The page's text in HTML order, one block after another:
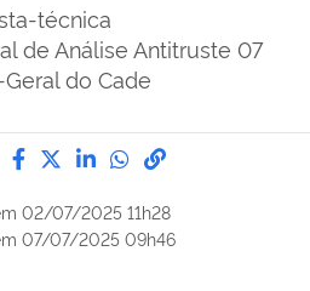
técnica
de Análise Antitruste 07
do Cade
Compartilhe por Facebook
Compartilhe por Twitter
Compartilhe por
Compartilhe
link para
02/07/2025 11h28
07/07/2025 09h46